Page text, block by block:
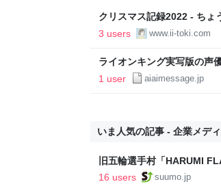
クリスマス記録2022 - ちょ
3 users
www.ii-toki.com
ライオンキング実写版の声
1 user
aiaimessage.jp
いま人気の記事 - 企業メデ
旧五輪選手村「HARUMI
ルで挑む、盆踊り2万人集
16 users suumo.jp